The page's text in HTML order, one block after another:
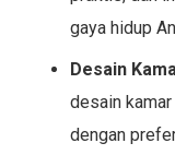
gaya hidup
Desain
desain
dengan